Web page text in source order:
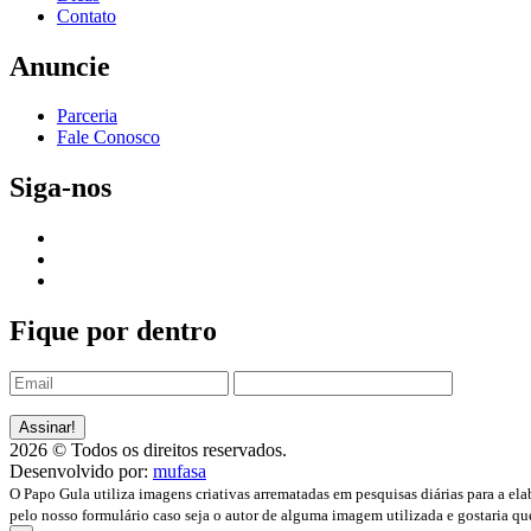
Contato
Anuncie
Parceria
Fale Conosco
Siga-nos
Fique por dentro
2026 © Todos os direitos reservados.
Desenvolvido por: mufasa
O Papo Gula utiliza imagens criativas arrematadas em pesquisas diárias para a
pelo nosso formulário caso seja o autor de alguma imagem utilizada e gostaria